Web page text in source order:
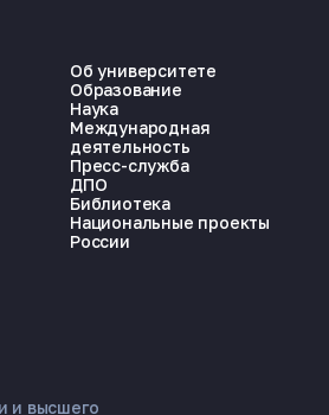
— ПОМОЩНИК КГЭУ
и высшего
Об университете
Образование
Наука
Международная
деятельность
Пресс-служба
ДПО
Библиотека
Национальные проекты
России